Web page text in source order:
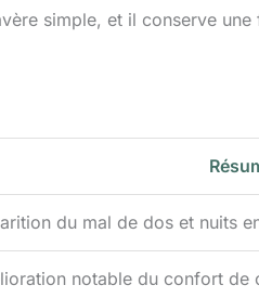
simple, et il conserve
du mal de dos et nuits
notable du confort de